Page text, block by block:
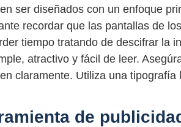
ser diseñados con un enfoque
recordar que las pantallas de
tiempo tratando de descifrar la
atractivo y fácil de leer.
claramente. Utiliza una
de